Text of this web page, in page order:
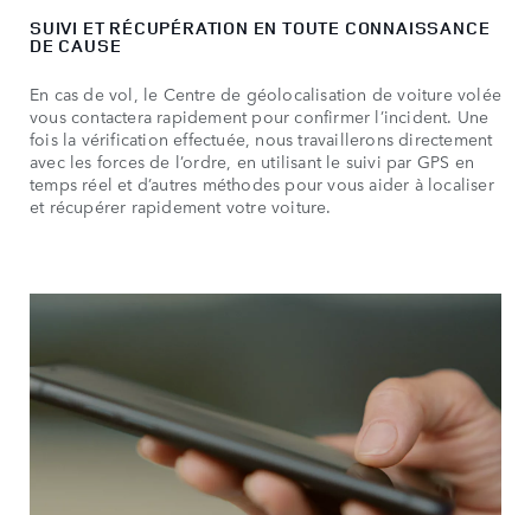
SUIVI ET RÉCUPÉRATION EN TOUTE CONNAISSANCE
DE CAUSE
En cas de vol, le Centre de géolocalisation de voiture volée
vous contactera rapidement pour confirmer l’incident. Une
fois la vérification effectuée, nous travaillerons directement
avec les forces de l’ordre, en utilisant le suivi par GPS en
temps réel et d’autres méthodes pour vous aider à localiser
et récupérer rapidement votre voiture.